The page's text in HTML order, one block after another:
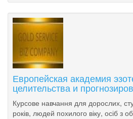
Европейская академия
целительства и
Курсове навчання для дорослих,
років, людей похилого віку, осіб з